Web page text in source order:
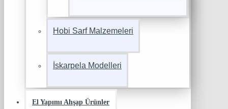
Hobi Sarf Malzemeleri
İskarpela Modelleri
El Yapımı Ahşap Ürünler